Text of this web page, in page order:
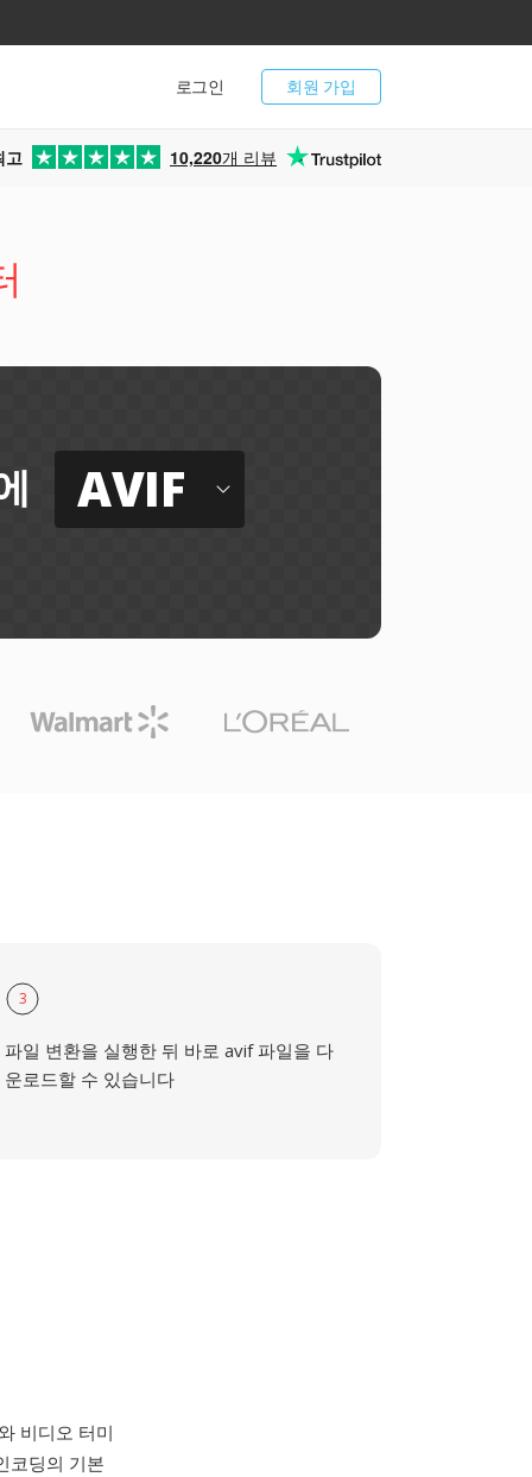
회원 가입
로그인
고 10,220개 리뷰
AVIF
3
파일 변환을 실행한 뒤 바로 avif 파일을 다
운로드할 수 있습니다
비디오 터미
코딩의 기본